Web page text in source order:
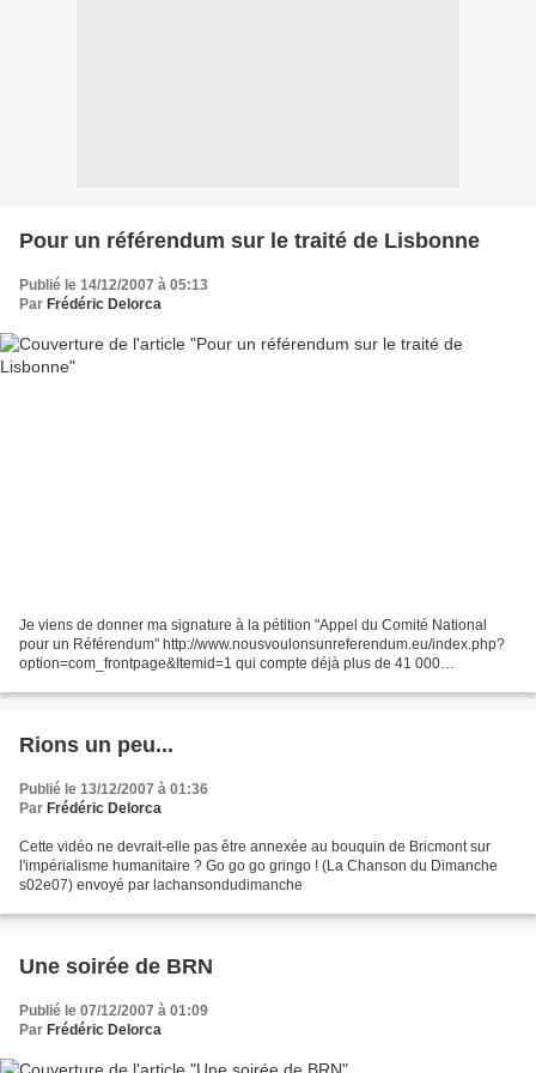
Pour un référendum sur le traité de Lisbonne
Publié le 14/12/2007 à 05:13
Par Frédéric Delorca
Je viens de donner ma signature à la pétition "Appel du Comité National
pour un Référendum" http://www.nousvoulonsunreferendum.eu/index.php?
option=com_frontpage&Itemid=1 qui compte déjà plus de 41 000
Rions un peu...
Publié le 13/12/2007 à 01:36
Par Frédéric Delorca
Cette vidéo ne devrait-elle pas être annexée au bouquin de Bricmont sur
l'impérialisme humanitaire ? Go go go gringo ! (La Chanson du Dimanche
s02e07) envoyé par lachansondudimanche
Une soirée de BRN
Publié le 07/12/2007 à 01:09
Par Frédéric Delorca